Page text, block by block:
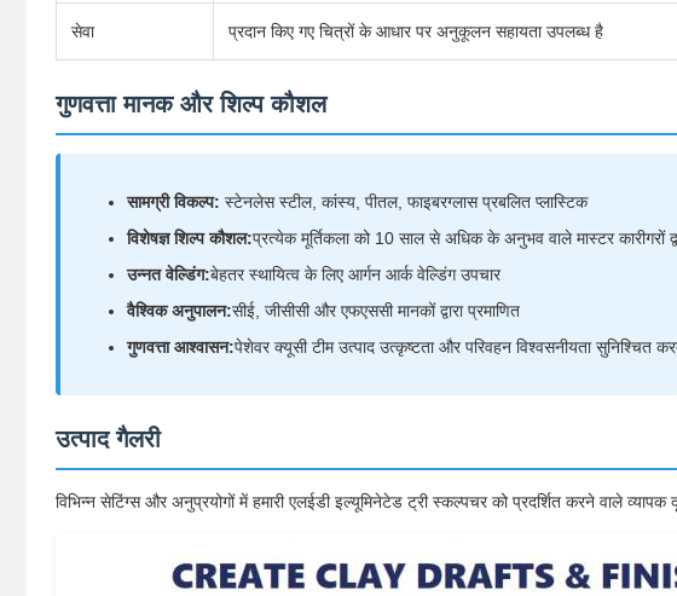
सेवा प्रदान किए गए चित्रों के आधार पर अनुकूलन सहायता उपलब्ध है
गुणवत्ता मानक और शिल्प कौशल
सामग्री विकल्प: स्टेनलेस स्टील, कांस्य, पीतल, फाइबरग्लास प्रबलित प्लास्टिक
विशेषज्ञ शिल्प कौशल:प्रत्येक मूर्तिकला को 10 साल से अधिक के अनुभव वाले मास्टर कारीगरों
उन्नत वेल्डिंग:बेहतर स्थायित्व के लिए आर्गन आर्क वेल्डिंग उपचार
वैश्विक अनुपालन:सीई, जीसीसी और एफएससी मानकों द्वारा प्रमाणित
गुणवत्ता आश्वासन:पेशेवर क्यूसी टीम उत्पाद उत्कृष्टता और परिवहन विश्वसनीयता सुनिश्चित
उत्पाद गैलरी
विभिन्न सेटिंग्स और अनुप्रयोगों में हमारी एलईडी इल्यूमिनेटेड ट्री स्कल्पचर को प्रदर्शित करने वाले